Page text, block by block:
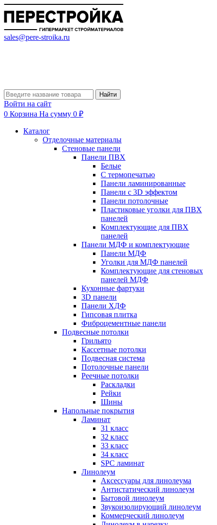
sales@pere-stroika.ru
Найти
Войти на сайт
0 Корзина На сумму 0 ₽
Каталог
Отделочные материалы
Стеновые панели
Панели ПВХ
Белые
С термопечатью
Панели ламинированные
Панели с 3D эффектом
Панели потолочные
Пластиковые уголки для ПВХ
панелей
Комплектующие для ПВХ
панелей
Панели МДФ и комплектующие
Панели МДФ
Уголки для МДФ панелей
Комплектующие для стеновых
панелей МДФ
Кухонные фартуки
3D панели
Панели ХДФ
Гипсовая плитка
Фиброцементные панели
Подвесные потолки
Грильято
Кассетные потолки
Подвесная система
Потолочные панели
Реечные потолки
Раскладки
Рейки
Шины
Напольные покрытия
Ламинат
31 класс
32 класс
33 класс
34 класс
SPC ламинат
Линолеум
Аксессуары для линолеума
Антистатический линолеум
Бытовой линолеум
Звукоизолирующий линолеум
Коммерческий линолеум